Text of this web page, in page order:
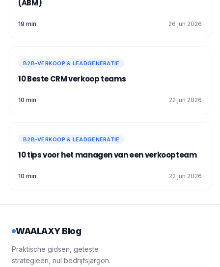
(ABM)
19 min 26 jun 2026
B2B-VERKOOP & LEADGENERATIE
10 Beste CRM verkoop​ teams
10 min 22 jun 2026
B2B-VERKOOP & LEADGENERATIE
10 tips voor het managen van een verkoopteam
10 min 22 jun 2026
WAALAXY Blog
Praktische gidsen, geteste
strategieën, nul bedrijfsjargon.